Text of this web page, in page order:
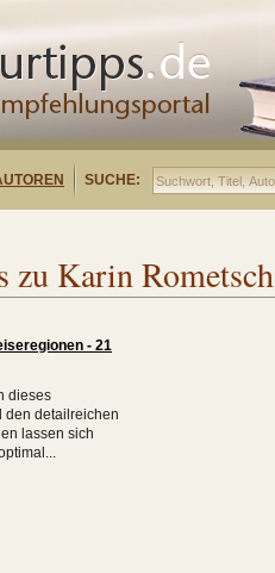
SUCHE:
Karin Rometsch
- 21
dieses
den detailreichen
lassen sich